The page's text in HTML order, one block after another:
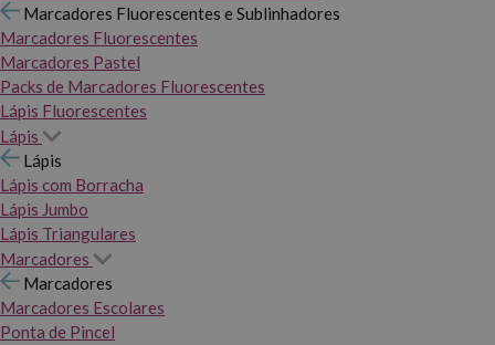
Marcadores Fluorescentes e Sublinhadores
Marcadores Fluorescentes
Marcadores Pastel
Packs de Marcadores Fluorescentes
Lápis Fluorescentes
Lápis
Lápis
Lápis com Borracha
Lápis Jumbo
Lápis Triangulares
Marcadores
Marcadores
Marcadores Escolares
Ponta de Pincel